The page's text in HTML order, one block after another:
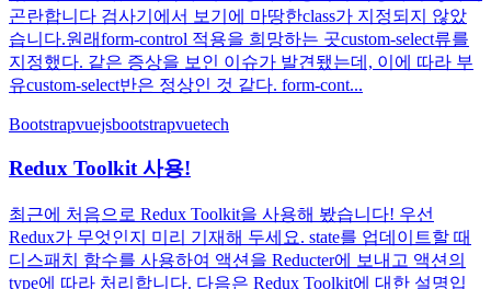
곤란합니다 검사기에서 보기에 마땅한class가 지정되지 않았
습니다.원래form-control 적용을 희망하는 곳custom-select류를
지정했다. 같은 증상을 보인 이슈가 발견됐는데, 이에 따라 부
유custom-select반은 정상인 것 같다. form-cont...
Bootstrapvuejsbootstrapvuetech
Redux Toolkit 사용!
최근에 처음으로 Redux Toolkit을 사용해 봤습니다! 우선
Redux가 무엇인지 미리 기재해 두세요. state를 업데이트할 때
디스패치 함수를 사용하여 액션을 Reducter에 보내고 액션의
type에 따라 처리합니다. 다음은 Redux Toolkit에 대한 설명입